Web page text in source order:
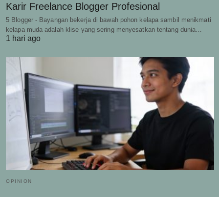
Karir Freelance Blogger Profesional
5 Blogger - Bayangan bekerja di bawah pohon kelapa sambil menikmati
kelapa muda adalah klise yang sering menyesatkan tentang dunia…
1 hari ago
OPINION